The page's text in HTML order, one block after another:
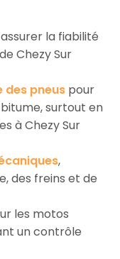
la fiabilité
Chezy Sur
des pneus pour
surtout en
à Chezy Sur
,
des freins et de
les motos
un contrôle